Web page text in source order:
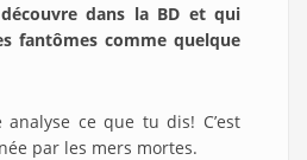
découvre dans la BD et qui
fantômes comme quelque
analyse ce que tu dis! C’est
par les mers mortes.